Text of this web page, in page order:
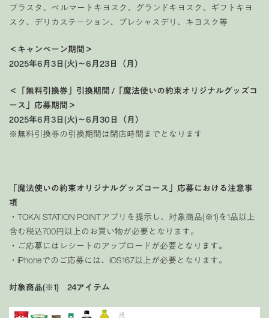
プラスタ、ベルマートキヨスク、グランドキヨスク、ギフトキヨ
スク、デリカステーション、プレシャスデリ、キヨスク等
＜キャンペーン期間＞
2025年6月3日(火)～6月23日（月）
＜「無料引換券」引換期間 /「魔法使いの約束オリジナルグッズコ
ース」応募期間＞
2025年6月3日(火)～6月30日（月）
※無料引換券の引換期間は閉店時間までとなります
「魔法使いの約束オリジナルグッズコース」応募における注意事
項
・TOKAI STATION POINTアプリを提示し、対象商品(※1)を1品以上
含む税込700円以上のお買い物が必要となります。
・ご応募にはレシートのアップロードが必要となります。
・iPhoneでのご応募には、iOS16.7以上が必要となります。
対象商品(※1) 24アイテム